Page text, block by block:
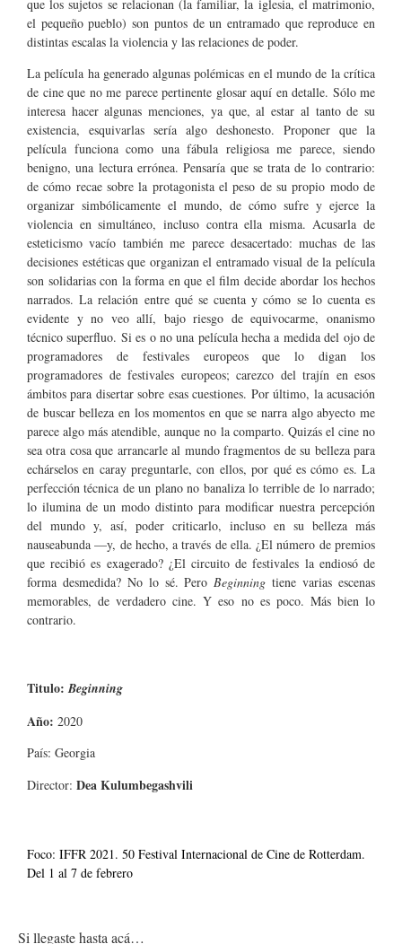
que los sujetos se relacionan (la familiar, la iglesia, el matrimonio,
el pequeño pueblo) son puntos de un entramado que reproduce en
distintas escalas la violencia y las relaciones de poder.
La película ha generado algunas polémicas en el mundo de la crítica
de cine que no me parece pertinente glosar aquí en detalle. Sólo me
interesa hacer algunas menciones, ya que, al estar al tanto de su
existencia, esquivarlas sería algo deshonesto. Proponer que la
película funciona como una fábula religiosa me parece, siendo
benigno, una lectura errónea. Pensaría que se trata de lo contrario:
de cómo recae sobre la protagonista el peso de su propio modo de
organizar simbólicamente el mundo, de cómo sufre y ejerce la
violencia en simultáneo, incluso contra ella misma. Acusarla de
esteticismo vacío también me parece desacertado: muchas de las
decisiones estéticas que organizan el entramado visual de la película
son solidarias con la forma en que el film decide abordar los hechos
narrados. La relación entre qué se cuenta y cómo se lo cuenta es
evidente y no veo allí, bajo riesgo de equivocarme, onanismo
técnico superfluo. Si es o no una película hecha a medida del ojo de
programadores de festivales europeos que lo digan los
programadores de festivales europeos; carezco del trajín en esos
ámbitos para disertar sobre esas cuestiones. Por último, la acusación
de buscar belleza en los momentos en que se narra algo abyecto me
parece algo más atendible, aunque no la comparto. Quizás el cine no
sea otra cosa que arrancarle al mundo fragmentos de su belleza para
echárselos en caray preguntarle, con ellos, por qué es cómo es. La
perfección técnica de un plano no banaliza lo terrible de lo narrado;
lo ilumina de un modo distinto para modificar nuestra percepción
del mundo y, así, poder criticarlo, incluso en su belleza más
nauseabunda —y, de hecho, a través de ella. ¿El número de premios
que recibió es exagerado? ¿El circuito de festivales la endiosó de
forma desmedida? No lo sé. PeroBeginning tiene varias escenas
memorables, de verdadero cine. Y eso no es poco. Más bien lo
contrario.
Titulo:Beginning
Año: 2020
País: Georgia
Director: Dea Kulumbegashvili
Foco: IFFR 2021. 50 Festival Internacional de Cine de Rotterdam.
Del 1 al 7 de febrero
Si llegaste hasta acá…